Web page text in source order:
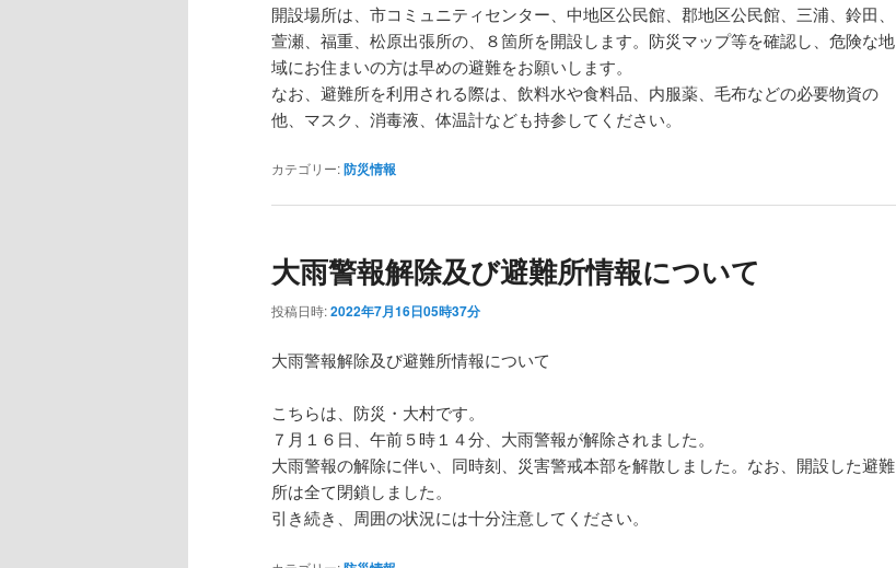
開設場所は、市コミュニティセンター、中地区公民館、郡地区公民館、三浦、鈴田、
萱瀬、福重、松原出張所の、８箇所を開設します。防災マップ等を確認し、危険な地
域にお住まいの方は早めの避難をお願いします。
なお、避難所を利用される際は、飲料水や食料品、内服薬、毛布などの必要物資の
他、マスク、消毒液、体温計なども持参してください。
カテゴリー:防災情報
大雨警報解除及び避難所情報について
投稿日時:2022年7月16日05時37分
大雨警報解除及び避難所情報について
こちらは、防災・大村です。
７月１６日、午前５時１４分、大雨警報が解除されました。
大雨警報の解除に伴い、同時刻、災害警戒本部を解散しました。なお、開設した避難
所は全て閉鎖しました。
引き続き、周囲の状況には十分注意してください。